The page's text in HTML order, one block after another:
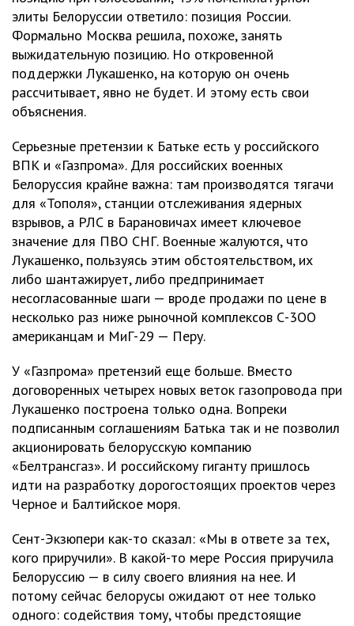
элиты Белоруссии ответило: позиция России.
Формально Москва решила, похоже, занять
выжидательную позицию. Но откровенной
поддержки Лукашенко, на которую он очень
рассчитывает, явно не будет. И этому есть свои
объяснения.
Серьезные претензии к Батьке есть у российского
ВПК и «Газпрома». Для российских военных
Белоруссия крайне важна: там производятся тягачи
для «Тополя», станции отслеживания ядерных
взрывов, а РЛС в Барановичах имеет ключевое
значение для ПВО СНГ. Военные жалуются, что
Лукашенко, пользуясь этим обстоятельством, их
либо шантажирует, либо предпринимает
несогласованные шаги — вроде продажи по цене в
несколько раз ниже рыночной комплексов С-3ОО
американцам и МиГ-29 — Перу.
У «Газпрома» претензий еще больше. Вместо
договоренных четырех новых веток газопровода при
Лукашенко построена только одна. Вопреки
подписанным соглашениям Батька так и не позволил
акционировать белорусскую компанию
«Белтрансгаз». И российскому гиганту пришлось
идти на разработку дорогостоящих проектов через
Черное и Балтийское моря.
Сент-Экзюпери как-то сказал: «Мы в ответе за тех,
кого приручили». В какой-то мере Россия приручила
Белоруссию — в силу своего влияния на нее. И
потому сейчас белорусы ожидают от нее только
одного: содействия тому, чтобы предстоящие